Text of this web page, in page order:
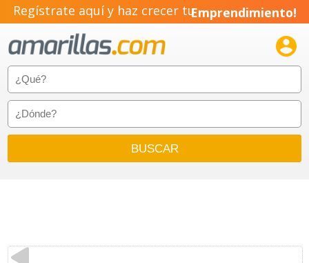
Regístrate aquí y haz crecer tuEmprendimiento!
